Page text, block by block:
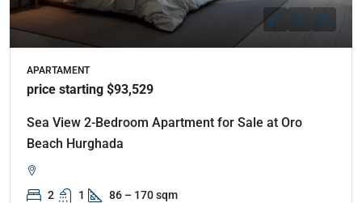
APARTAMENT
price starting $93,529
Sea View 2-Bedroom Apartment for Sale at Oro
Beach Hurghada
2 1 86 – 170 sqm